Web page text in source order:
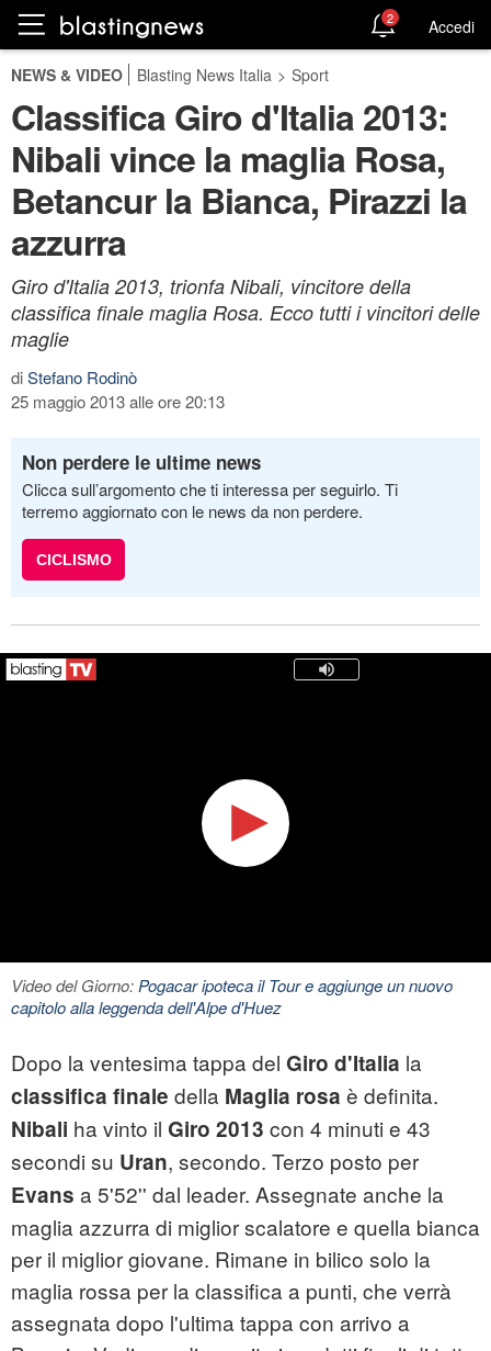
2 Accedi
NEWS & VIDEO Blasting News Italia > Sport
Classifica Giro d'Italia 2013:
Nibali vince la maglia Rosa,
Betancur la Bianca, Pirazzi la
azzurra
Giro d'Italia 2013, trionfa Nibali, vincitore della
classifica finale maglia Rosa. Ecco tutti i vincitori delle
maglie
diStefano Rodinò
25 maggio 2013 alle ore 20:13
Non perdere le ultime news
Clicca sull’argomento che ti interessa per seguirlo. Ti
terremo aggiornato con le news da non perdere.
CICLISMO
Video del Giorno: Pogacar ipoteca il Tour e aggiunge un nuovo
capitolo alla leggenda dell'Alpe d'Huez
Dopo la ventesima tappa del Giro d'Italia la
classifica finale della Maglia rosa è definita.
Nibali ha vinto il Giro 2013 con 4 minuti e 43
secondi su Uran, secondo. Terzo posto per
Evans a 5'52'' dal leader. Assegnate anche la
maglia azzurra di miglior scalatore e quella bianca
per il miglior giovane. Rimane in bilico solo la
maglia rossa per la classifica a punti, che verrà
assegnata dopo l'ultima tappa con arrivo a